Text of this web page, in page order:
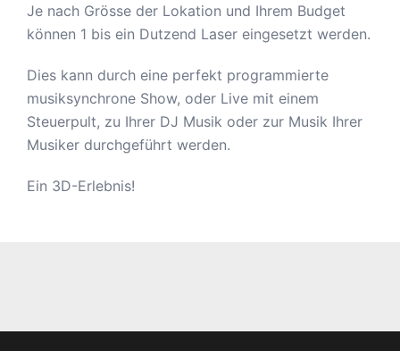
Je nach Grösse der Lokation und Ihrem Budget
können 1 bis ein Dutzend Laser eingesetzt werden.
Dies kann durch eine perfekt programmierte
musiksynchrone Show, oder Live mit einem
Steuerpult, zu Ihrer DJ Musik oder zur Musik Ihrer
Musiker durchgeführt werden.
Ein 3D-Erlebnis!